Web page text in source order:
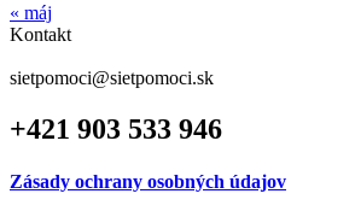
« máj
Kontakt
sietpomoci@sietpomoci.sk
+421 903 533 946
Zásady ochrany osobných údajov